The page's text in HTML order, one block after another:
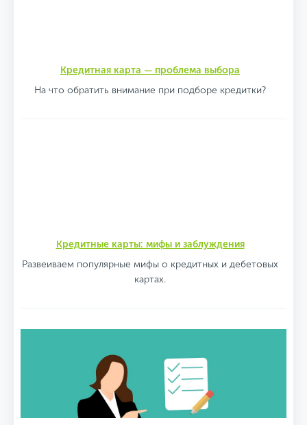
Кредитная карта — проблема выбора
На что обратить внимание при подборе кредитки?
Кредитные карты: мифы и заблуждения
Развеиваем популярные мифы о кредитных и дебетовых
картах.